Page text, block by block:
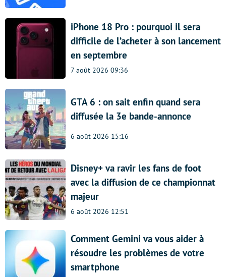
iPhone 18 Pro : pourquoi il sera
difficile de l’acheter à son lancement
en septembre
7 août 2026 09:36
GTA 6 : on sait enfin quand sera
diffusée la 3e bande-annonce
6 août 2026 15:16
Disney+ va ravir les fans de foot
avec la diffusion de ce championnat
majeur
6 août 2026 12:51
Comment Gemini va vous aider à
résoudre les problèmes de votre
smartphone